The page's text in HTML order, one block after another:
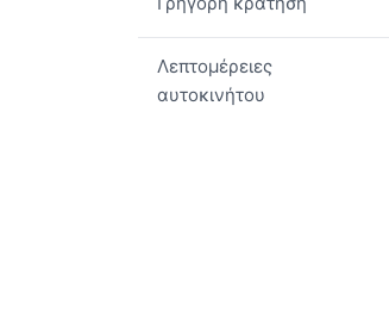
Λεπτομέρειες
αυτοκινήτου